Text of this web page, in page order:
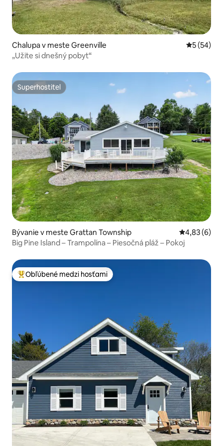
Chalupa v meste Greenville
5 (54)
„Užite si dnešný pobyt“
Superhostiteľ
Superhostiteľ
Bývanie v meste Grattan Township Priemerné
4,83 (6)
Big Pine Island – Trampolína – Piesočná pláž – Pokoj
Najobľúbenejšie medzi hosťami
Obľúbené medzi hosťami